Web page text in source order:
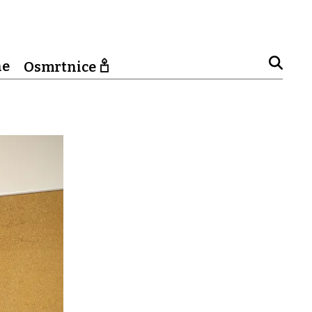
Osmrtnice